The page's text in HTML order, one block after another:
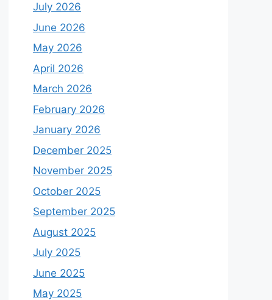
July 2026
June 2026
May 2026
April 2026
March 2026
February 2026
January 2026
December 2025
November 2025
October 2025
September 2025
August 2025
July 2025
June 2025
May 2025